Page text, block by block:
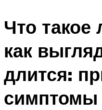
Что такое
как
длится:
симптомы